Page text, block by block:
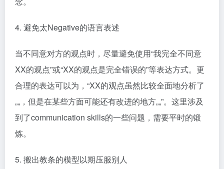
4. 避免太Negative的语言表述
当不同意对方的观点时，尽量避免使用“我完全不同意
XX的观点”或“XX的观点是完全错误的”等表达方式。更
合理的表达可以为，“XX的观点虽然比较全面地分析了
„„，但是在某些方面可能还有改进的地方„„”。这里涉及
到了communication skills的一些问题，需要平时的锻
炼。
5. 搬出教条的模型以期压服别人